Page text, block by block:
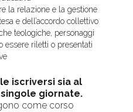
la relazione e la gestione
e dell’accordo collettivo
teologiche, personaggi
essere riletti o presentati
iscriversi sia al
giornate.
come corso